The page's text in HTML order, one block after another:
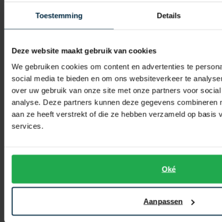
Toestemming Details
Deze website maakt gebruik van cookies
We gebruiken cookies om content en advertenties te
social media te bieden en om ons websiteverkeer te
over uw gebruik van onze site met onze partners voor
analyse. Deze partners kunnen deze gegevens combineren
aan ze heeft verstrekt of die ze hebben verzameld op basis
services.
Oké
Aanpassen
€ 55,96 -
Lyle & Scott
€ 34,95€ 27,96
Lyle & Scott
Toevoegen aan favorieten
Lyle & Scott